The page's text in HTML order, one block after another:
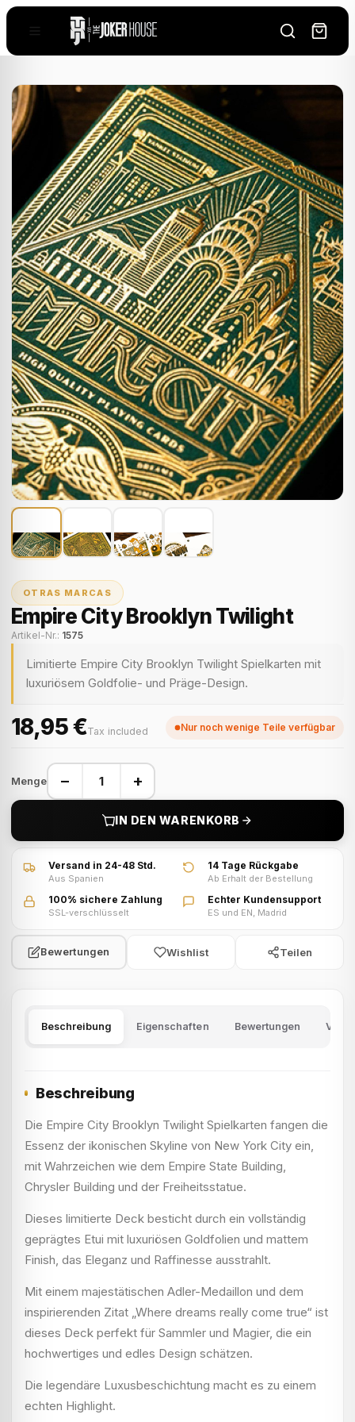
OTRAS MARCAS
Empire City Brooklyn Twilight
Artikel-Nr.: 1575
Limitierte Empire City Brooklyn Twilight Spielkarten mit
luxuriösem Goldfolie- und Präge-Design.
18,95 €Tax included Nur noch wenige Teile verfügbar
Menge − +
IN DEN WARENKORB
Versand in 24-48 Std.
Aus Spanien
14 Tage Rückgabe
Ab Erhalt der Bestellung
100% sichere Zahlung
SSL-verschlüsselt
Echter Kundensupport
ES und EN, Madrid
Bewertungen Wishlist Teilen
Beschreibung Eigenschaften Bewertungen
Beschreibung
Die Empire City Brooklyn Twilight Spielkarten fangen die
Essenz der ikonischen Skyline von New York City ein,
mit Wahrzeichen wie dem Empire State Building,
Chrysler Building und der Freiheitsstatue.
Dieses limitierte Deck besticht durch ein vollständig
geprägtes Etui mit luxuriösen Goldfolien und mattem
Finish, das Eleganz und Raffinesse ausstrahlt.
Mit einem majestätischen Adler-Medaillon und dem
inspirierenden Zitat „Where dreams really come true“ ist
dieses Deck perfekt für Sammler und Magier, die ein
hochwertiges und edles Design schätzen.
Die legendäre Luxusbeschichtung macht es zu einem
echten Highlight.